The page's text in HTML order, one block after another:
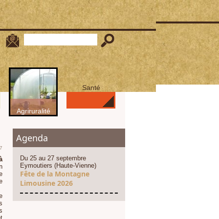
Agriruralité
Santé
Agenda
Du 25 au 27 septembre
Eymoutiers (Haute-Vienne)
Fête de la Montagne
Limousine 2026